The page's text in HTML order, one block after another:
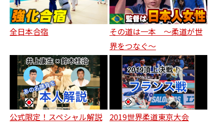
全日本合宿
その道は一本 〜柔道が世
界をつなぐ〜
公式限定！スペシャル解説
2019世界柔道東京大会